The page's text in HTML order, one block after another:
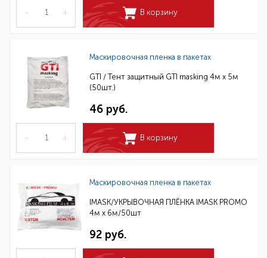
– + В корзину
Маскировочная пленка в пакетах
GTI / Тент защитный GTI masking 4м х 5м
(50шт.)
46 руб.
– + В корзину
Маскировочная пленка в пакетах
IMASK/УКРЫВОЧНАЯ ПЛЁНКА IMASK PROMO
4м x 6м/50шт
92 руб.